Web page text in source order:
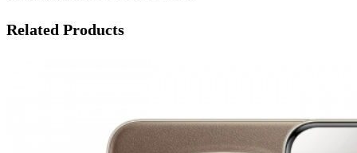
Related Products